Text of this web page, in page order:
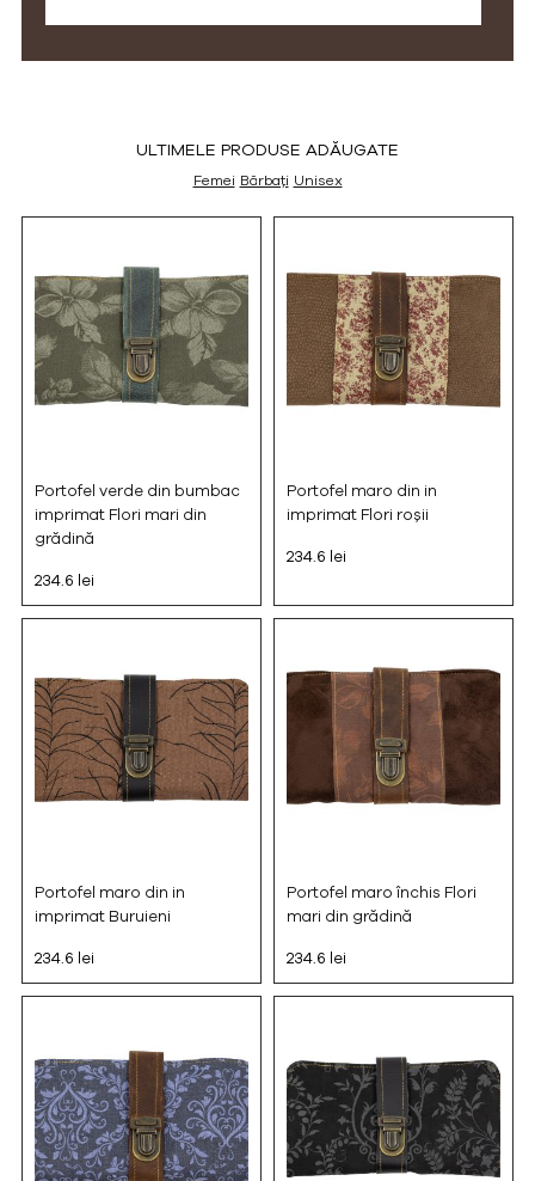
ULTIMELE PRODUSE ADĂUGATE
Femei Bărbați Unisex
Portofel verde din bumbac
imprimat Flori mari din
grădină
234.6 lei
Portofel maro din in
imprimat Flori roșii
234.6 lei
Portofel maro din in
imprimat Buruieni
234.6 lei
Portofel maro închis Flori
mari din grădină
234.6 lei